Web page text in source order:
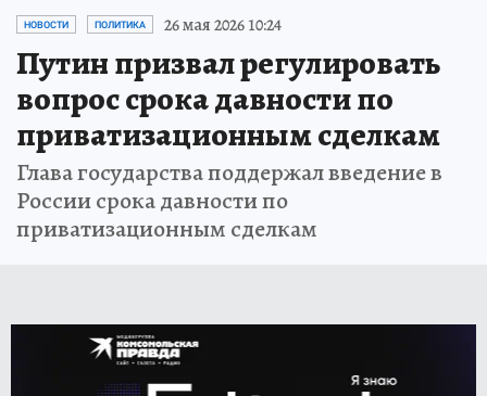
НОВОСТИ ПОЛИТИКА 26 мая 2026 10:24
Путин призвал регулировать
вопрос срока давности по
приватизационным сделкам
Глава государства поддержал введение в
России срока давности по
приватизационным сделкам